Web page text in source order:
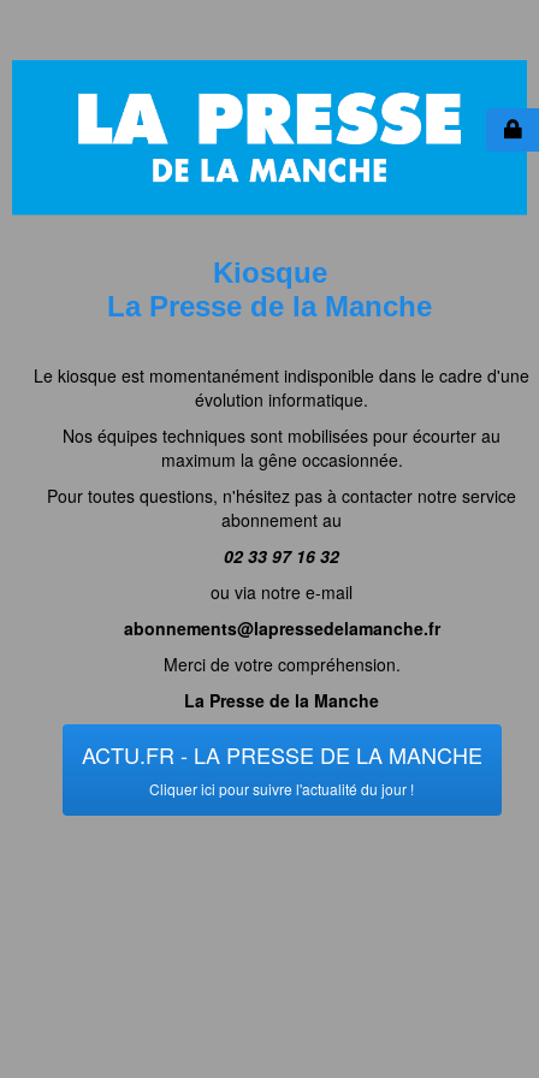
Kiosque
La Presse de la Manche
Le kiosque est momentanément indisponible dans le cadre d'une
évolution informatique.
Nos équipes techniques sont mobilisées pour écourter au
maximum la gêne occasionnée.
Pour toutes questions, n'hésitez pas à contacter notre service
abonnement au
02 33 97 16 32
ou via notre e-mail
abonnements@lapressedelamanche.fr
Merci de votre compréhension.
La Presse de la Manche
ACTU.FR - LA PRESSE DE LA MANCHE
Cliquer ici pour suivre l'actualité du jour !